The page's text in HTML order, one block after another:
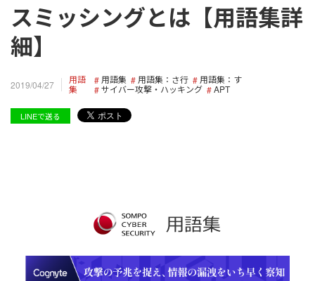
スミッシングとは【用語集詳
細】
2019/04/27
用語
集
用語集 用語集：さ行
用語集：す
サイバー攻撃・ハッキング
APT
LINEで送る